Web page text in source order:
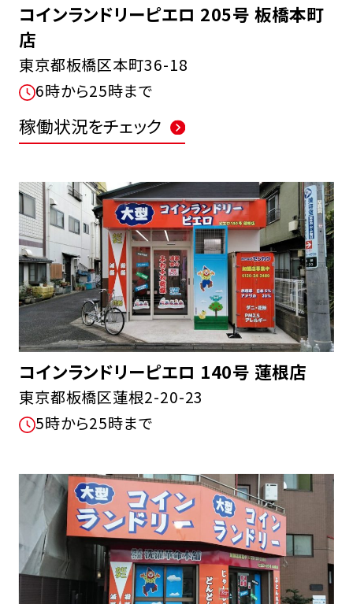
コインランドリーピエロ 205号 板橋本町
店
東京都板橋区本町36-18
6時から25時まで
稼働状況をチェック
コインランドリーピエロ 140号 蓮根店
東京都板橋区蓮根2-20-23
5時から25時まで